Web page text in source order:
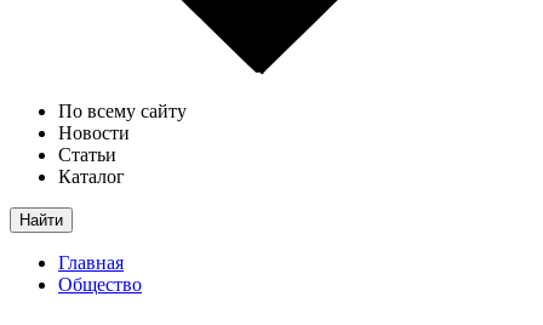
По всему сайту
Новости
Статьи
Каталог
Найти
Главная
Общество